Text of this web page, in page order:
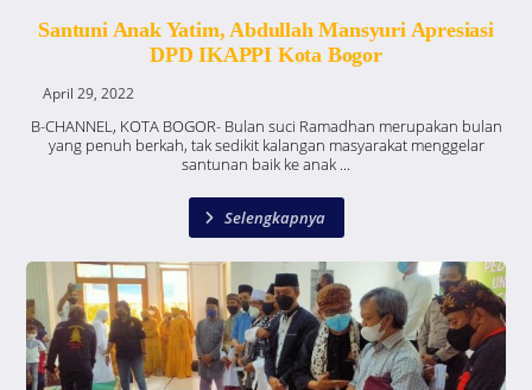
Santuni Anak Yatim, Abdullah Mansyuri Apresiasi
DPD IKAPPI Kota Bogor
April 29, 2022
B-CHANNEL, KOTA BOGOR- Bulan suci Ramadhan merupakan bulan
yang penuh berkah, tak sedikit kalangan masyarakat menggelar
santunan baik ke anak ...
Selengkapnya